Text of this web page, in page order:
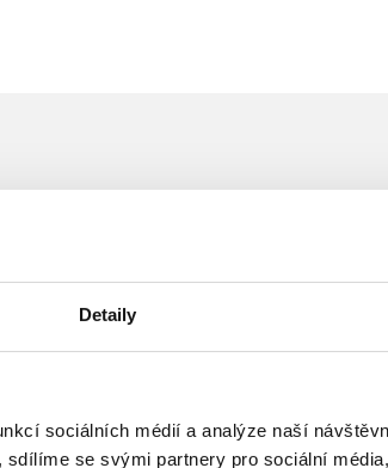
Detaily
sociálních médií a analýze naší
se svými partnery pro sociální
Prodloužení záruky na 20 let
Dlouhodobá ochrana
investice